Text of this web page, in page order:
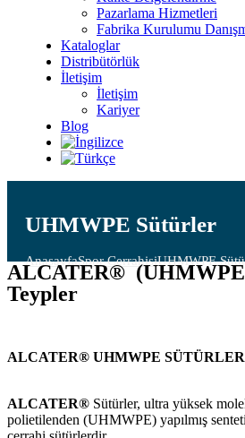
Pazarlama Hizmetleri
Fabrika Kurulumu
Kataloglar
Distribütörlük
İletişim
İletişim
Kariyer
Blog
UHMWPE Sütürler
AnasayfaSpor CerrahisiUHMWPE
ALCATER®
Teypler
ALCATER® UHMWPE SÜTÜRLER
ALCATER® Sütürler, ultra yüksek
polietilenden (UHMWPE) yapılmış